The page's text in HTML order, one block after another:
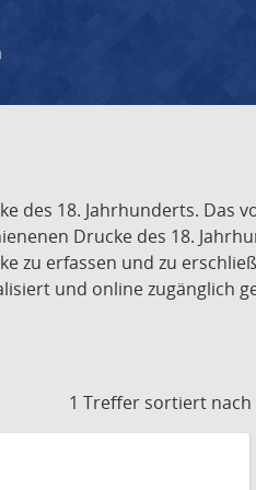
des 18. Jahrhunderts. Das
Drucke des 18.
zu erfassen und zu
und online zugänglich
1 Treffer sortiert nach